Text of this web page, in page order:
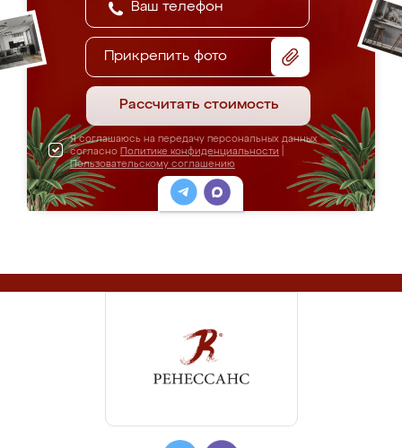
Прикрепить фото
Рассчитать стоимость
Я соглашаюсь на передачу персональных данных
согласно Политике конфиденциальности
Пользовательскому соглашению